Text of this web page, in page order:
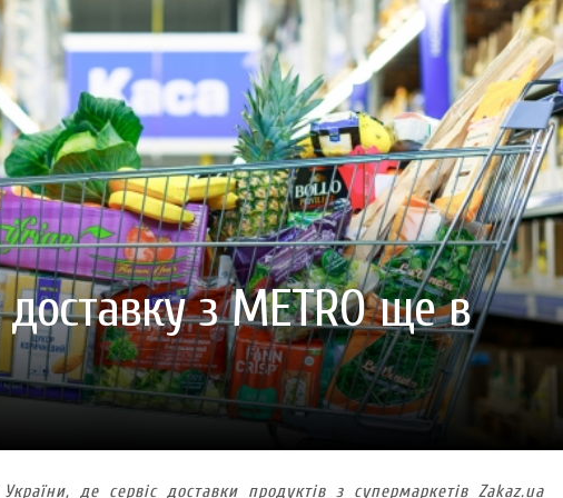
до чаю: новинка зефір від власної ТМ Varto вже у VARUS - 20.10.2025
кожному шматочку: халва власної ТМ Varto вже у VARUS - 10.10.2025
Сирний фестиваль - 29.09.2025
як затримати літо в келиху - 22.09.2025
вашому знаку зодіаку: розбір астролога і керуючого баром - 23.03.2026
ПЕЧИВО «ФРУТТАНЧИК» СПРОБУЙ ЗІ ЗНИЖКОЮ -40 %
400 ПОЗИЦІЙ,
СМАКИ
з METRO ще в
де сервіс доставки продуктів з супермаркетів Zakaz.ua